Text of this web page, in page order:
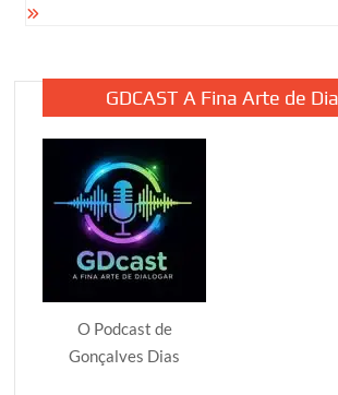
GDCAST A Fina Arte de
O Podcast de
Gonçalves Dias